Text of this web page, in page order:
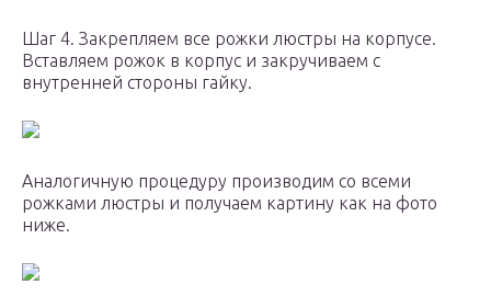
Шаг 4. Закрепляем все рожки люстры на корпусе.
Вставляем рожок в корпус и закручиваем с
внутренней стороны гайку.
Аналогичную процедуру производим со всеми
рожками люстры и получаем картину как на фото
ниже.